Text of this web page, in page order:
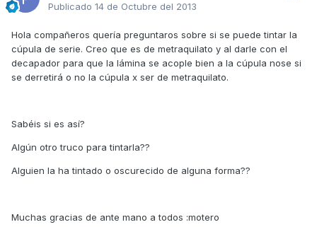
Publicado 14 de Octubre del 2013
Hola compañeros quería preguntaros sobre si se puede tintar la
cúpula de serie. Creo que es de metraquilato y al darle con el
decapador para que la lámina se acople bien a la cúpula nose si
se derretirá o no la cúpula x ser de metraquilato.
Sabéis si es así?
Algún otro truco para tintarla??
Alguien la ha tintado o oscurecido de alguna forma??
Muchas gracias de ante mano a todos :motero